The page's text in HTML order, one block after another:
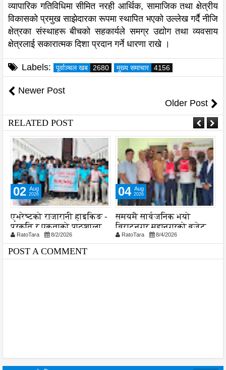
व्यापारिक गतिविधिमा सीमित नरही आर्थिक, सामाजिक तथा क्षेत्रीय
विकासको प्रमुख साझेदारका रूपमा स्थापित भएको उल्लेख गर्दै नीजि
क्षेत्रका संस्थाहरू बीचको सहकार्यले समग्र उद्योग तथा व्यवसाय
क्षेत्रलाई सकारात्मक दिशा प्रदान गर्ने धारणा राखे ।
Labels: पूर्वाञ्चल खब 2680 मुख्य समाचार 4156
Newer Post
Older Post
RELATED POST
02 Aug
2026
एभरेष्टको राजारानी हाइकिङ -
प्रकृति र एकताको पाठशाला
RatoTara 8/2/2026
04 Aug
2026
समयमै सार्वजनिक भयो
विराटनगर महानगरको बजेट
पुस्तिका, कार्यान्वयन प्रक्रिया
पनि सुरु
RatoTara 8/4/2026
POST A COMMENT